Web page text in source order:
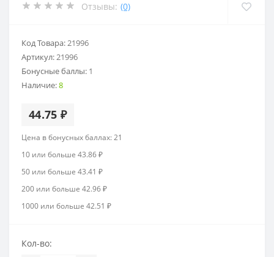
Отзывы: (0)
Код Товара:21996
Артикул:21996
Бонусные баллы: 1
Наличие:8
44.75 ₽
Цена в бонусных баллах: 21
10 или больше 43.86 ₽
50 или больше 43.41 ₽
200 или больше 42.96 ₽
1000 или больше 42.51 ₽
Кол-во: